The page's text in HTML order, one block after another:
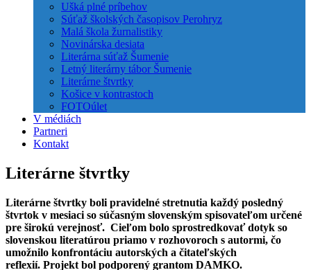
Ušká plné príbehov
Súťaž školských časopisov Perohryz
Malá škola žurnalistiky
Novinárska desiata
Literárna súťaž Šumenie
Letný literárny tábor Šumenie
Literárne štvrtky
Košice v kontrastoch
FOTOúlet
V médiách
Partneri
Kontakt
Literárne štvrtky
Literárne štvrtky boli pravidelné stretnutia každý posledný
štvrtok v mesiaci so súčasným slovenským spisovateľom určené
pre širokú verejnosť. Cieľom bolo sprostredkovať dotyk so
slovenskou literatúrou priamo v rozhovoroch s autormi, čo
umožnilo konfrontáciu autorských a čitateľských
reflexií. Projekt bol podporený grantom DAMKO.